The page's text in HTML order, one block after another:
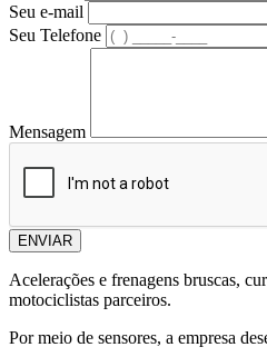
Seu e-mail
Seu Telefone
Mensagem
ENVIAR
Acelerações e frenagens bruscas,
motociclistas parceiros.
Por meio de sensores, a empresa